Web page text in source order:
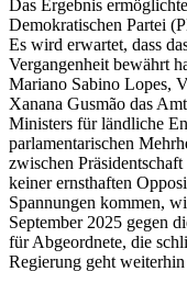
Das Ergebnis
Demokratischen Partei
Es wird erwartet, dass
Vergangenheit bewährt
Mariano Sabino Lopes,
Xanana Gusmão das
Ministers für ländliche
parlamentarischen
zwischen
keiner ernsthaften
Spannungen kommen,
September 2025 gegen
für Abgeordnete, die
Regierung geht